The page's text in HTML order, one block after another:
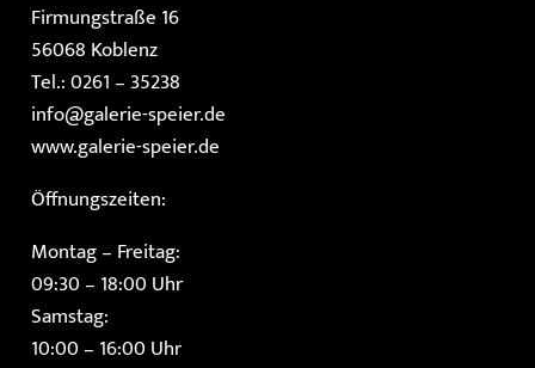
Firmungstraße 16
56068 Koblenz
Tel.: 0261 – 35238
info@galerie-speier.de
www.galerie-speier.de
Öffnungszeiten:
Montag – Freitag:
09:30 – 18:00 Uhr
Samstag:
10:00 – 16:00 Uhr